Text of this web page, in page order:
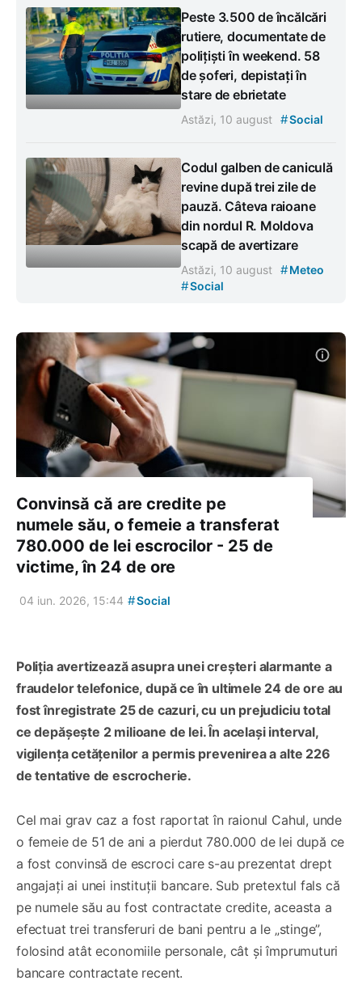
Peste 3.500 de încălcări
rutiere, documentate de
polițiști în weekend. 58
de șoferi, depistați în
stare de ebrietate
Astăzi, 10 august #Social
Codul galben de caniculă
revine după trei zile de
pauză. Câteva raioane
din nordul R. Moldova
scapă de avertizare
Astăzi, 10 august #Meteo
#Social
Convinsă că are credite pe
numele său, o femeie a transferat
780.000 de lei escrocilor - 25 de
victime, în 24 de ore
04 iun. 2026, 15:44 #Social
Poliția avertizează asupra unei creșteri alarmante a
fraudelor telefonice, după ce în ultimele 24 de ore au
fost înregistrate 25 de cazuri, cu un prejudiciu total
ce depășește 2 milioane de lei. În același interval,
vigilența cetățenilor a permis prevenirea a alte 226
de tentative de escrocherie.
Cel mai grav caz a fost raportat în raionul Cahul, unde
o femeie de 51 de ani a pierdut 780.000 de lei după ce
a fost convinsă de escroci care s-au prezentat drept
angajați ai unei instituții bancare. Sub pretextul fals că
pe numele său au fost contractate credite, aceasta a
efectuat trei transferuri de bani pentru a le „stinge”,
folosind atât economiile personale, cât și împrumuturi
bancare contractate recent.